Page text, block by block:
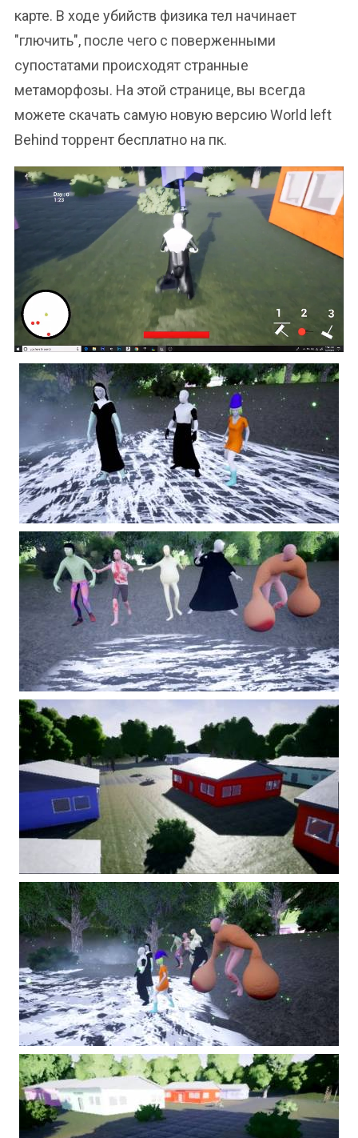
карте. В ходе убийств физика тел начинает
"глючить", после чего с поверженными
супостатами происходят странные
метаморфозы. На этой странице, вы всегда
можете скачать самую новую версию World left
Behind торрент бесплатно на пк.